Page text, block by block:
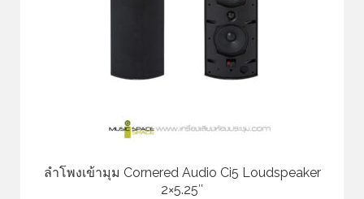
ลำโพงเข้ามุม Cornered Audio Ci5 Loudspeaker
2×5.25″